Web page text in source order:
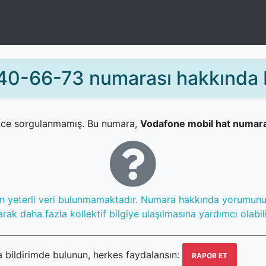
66-73 numarası hakkında
sorgulanmamış. Bu numara, Vodafone mobil hat
yeterli veri bulunmamaktadır. Numara hakkında
daha fazla kollektif bilgiye ulaşılmasına yardımcı
bildirimde bulunun, herkes faydalansın: RAPOR ET